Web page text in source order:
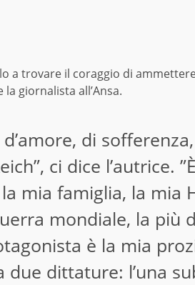
a trovare il coraggio di
giornalista all’Ansa.
di
ci dice l’autrice.
mia famiglia, la mia
mondiale, la più
è la mia
due dittature: l’una